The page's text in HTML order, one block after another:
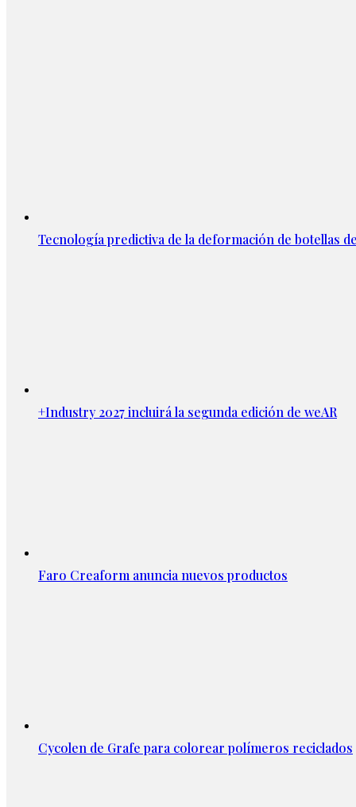
Tecnología predictiva de la deformación de botellas
+Industry 2027 incluirá la segunda edición de weAR
Faro Creaform anuncia nuevos productos
Cycolen de Grafe para colorear polímeros reciclados